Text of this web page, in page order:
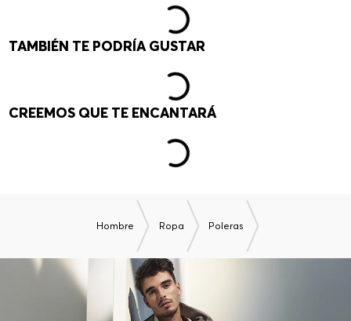
TAMBIÉN TE PODRÍA GUSTAR
CREEMOS QUE TE ENCANTARÁ
Hombre Ropa Poleras